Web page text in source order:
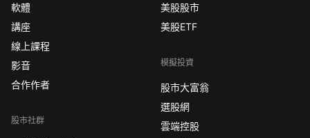
軟體
講座
線上課程
影音
合作作者
股市社群
美股股市
美股ETF
模擬投資
股市大富翁
選股網
雲端控股